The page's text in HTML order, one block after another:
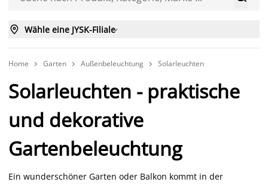
 Wähle eine JYSK-Filiale
Home  Garten  Außenbeleuchtung  Solarleuchten
Solarleuchten - praktische
und dekorative
Gartenbeleuchtung
Ein wunderschöner Garten oder Balkon kommt in der